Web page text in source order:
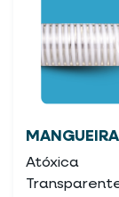
Atóxica